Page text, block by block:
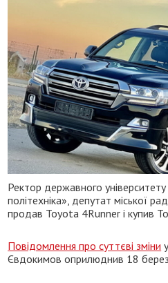
Ректор державного
політехніка», депутат міської
продав Toyota 4Runner і купив
Повідомлення про суттєві зміни
Євдокимов оприлюднив 18